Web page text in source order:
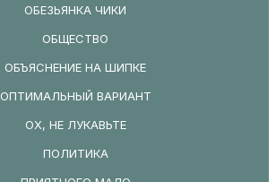
ОБЕЗЬЯНКА ЧИКИ
ОБЩЕСТВО
ОБЪЯСНЕНИЕ НА ШИПКЕ
ОПТИМАЛЬНЫЙ ВАРИАНТ
ОХ, НЕ ЛУКАВЬТЕ
ПОЛИТИКА